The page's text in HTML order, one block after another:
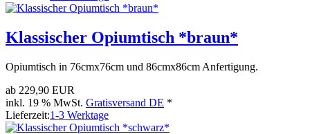
Klassischer Opiumtisch *braun*
Opiumtisch in 76cmx76cm und 86cmx86cm Anfertigung.
ab 229,90 EUR
inkl. 19 % MwSt. Gratisversand DE *
Lieferzeit:1-3 Werktage